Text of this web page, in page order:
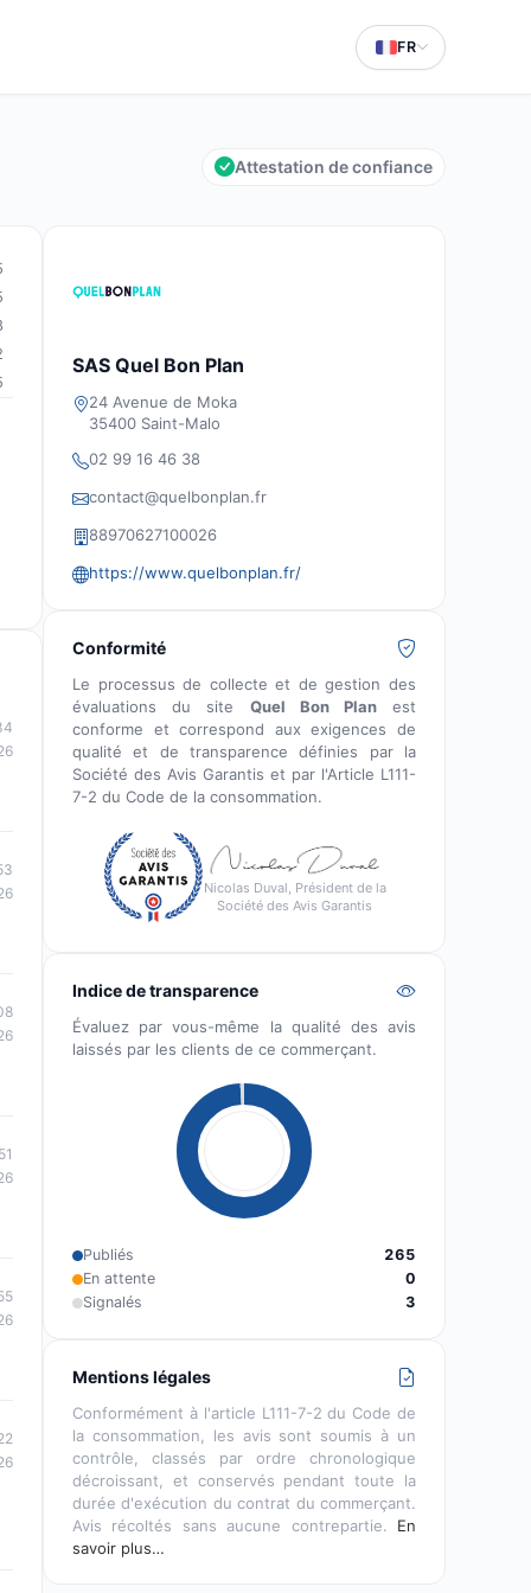
FR
Attestation de confiance
SAS Quel Bon Plan
24 Avenue de Moka
35400 Saint-Malo
02 99 16 46 38
contact@quelbonplan.fr
88970627100026
https://www.quelbonplan.fr/
Conformité
Le processus de collecte et de gestion des
évaluations du site Quel Bon Planest
conforme et correspond aux exigences de
qualité et de transparence définies par la
Société des Avis Garantis et par l'Article L111-
7-2 du Code de la consommation.
Nicolas Duval, Président de la
Société des Avis Garantis
Indice de transparence
Évaluez par vous-même la qualité des avis
laissés par les clients de ce commerçant.
Publiés
265
En attente
0
Signalés
3
Mentions légales
Conformément à l'article L111-7-2 du Code de
la consommation, les avis sont soumis à un
contrôle, classés par ordre chronologique
décroissant, et conservés pendant toute la
durée d'exécution du contrat du commerçant.
Avis récoltés sans aucune contrepartie. En
savoir plus…